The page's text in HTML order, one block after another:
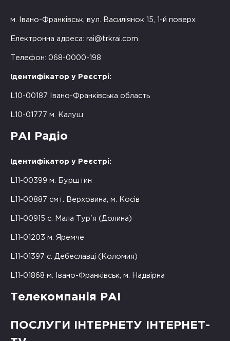
м. Івано-Франківськ, вул. Василіянок 15, 1-й поверх
Електронна адреса: rai@trkrai.com
Телефон: 068-0000-198
Ідентифікатор у Реєстрі:
L10-00187 Івано-Франківська область
L10-01777 м. Калуш
РАІ Радіо
Ідентифікатор у Реєстрі:
L11-00399 м. Бурштин
L11-00887 смт. Верховина, м. Косів
L11-00915 с. Мала Тур'я (Долина)
L11-01203 м. Яремче
L11-01397 с. Дебеславці (Коломия)
L11-01868 м. Івано-Франківськ, м. Надвірна
Телекомпанія РАІ
ПОСЛУГИ ІНТЕРНЕТУ ІНТЕРНЕТ-